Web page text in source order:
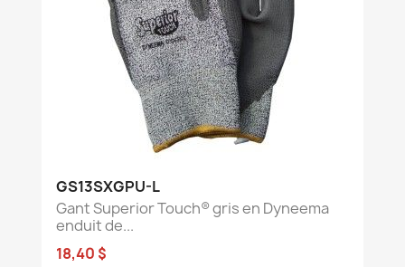
GS13SXGPU-L
Gant Superior Touch® gris en Dyneema
enduit de...
18,40 $